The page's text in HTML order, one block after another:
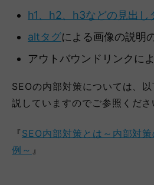
h1、h2、h3などの見出し
altタグによる画像の説明
アウトバウンドリンクに
SEOの内部対策については、
説していますのでご参照くださ
『 SEO内部対策とは～内部対
例～ 』